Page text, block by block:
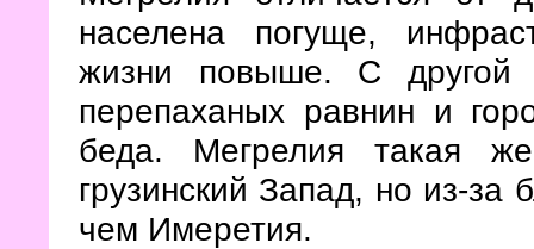
населена погуще,
жизни повыше. С другой
перепаханых равнин и
беда. Мегрелия такая
грузинский Запад, но из-
чем Имеретия.